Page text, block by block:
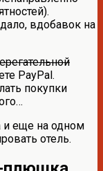
вдобавок на
PayPal.
покупки
и еще на одном
отель.